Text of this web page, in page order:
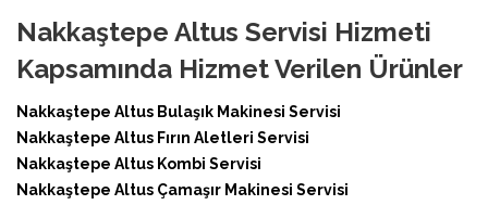
Nakkaştepe Altus Servisi Hizmeti
Kapsamında Hizmet Verilen Ürünler
Nakkaştepe Altus Bulaşık Makinesi Servisi
Nakkaştepe Altus Fırın Aletleri Servisi
Nakkaştepe Altus Kombi Servisi
Nakkaştepe Altus Çamaşır Makinesi Servisi